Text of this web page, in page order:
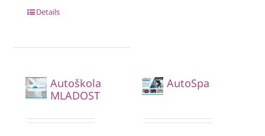
Details
Autoškola
MLADOST
AutoSpa